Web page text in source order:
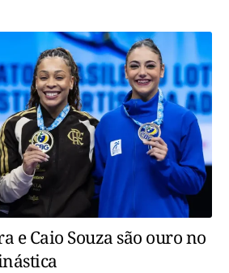
e Caio Souza são ouro no